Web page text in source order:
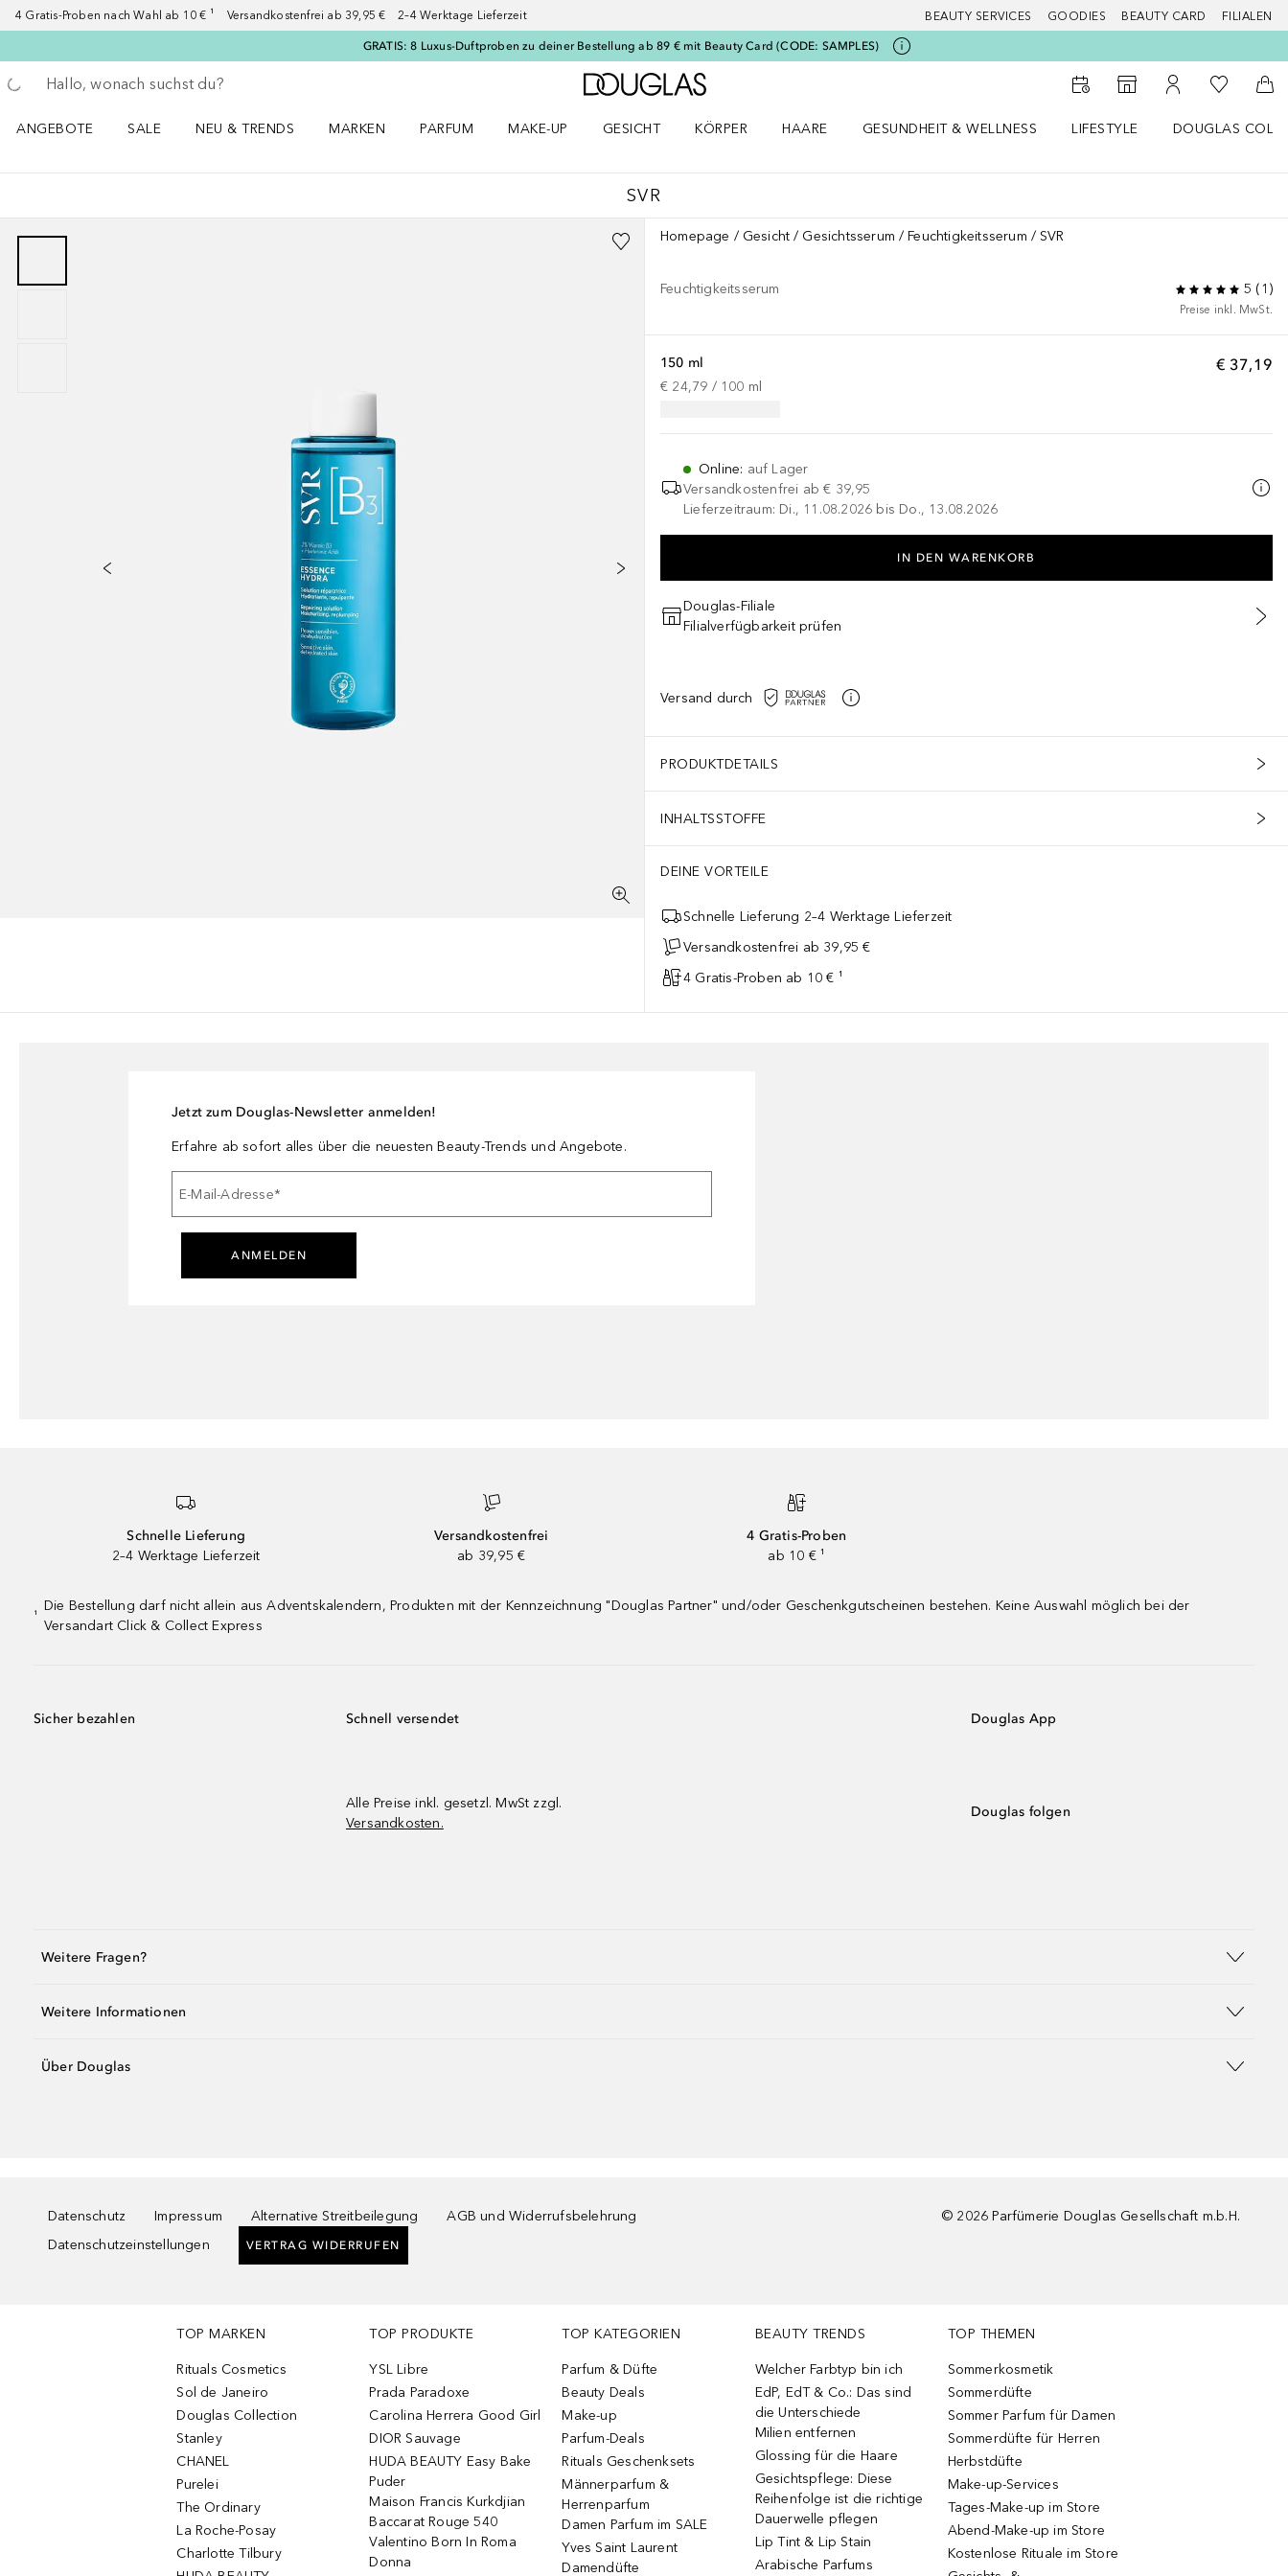
4 Gratis-Proben nach Wahl ab 10 € ¹ Versandkostenfrei ab 39,95 € 2–4 Werktage Lieferzeit BEAUTY SERVICES GOODIES BEAUTY CARD FILIALEN
GRATIS: 8 Luxus-Duftproben zu deiner Bestellung ab 89 € mit Beauty Card (CODE: SAMPLES)
Gehe zurück
Suche ausführen
Zur Douglas Startseite
Zum Storefinder
Zu Meinem
Zu Meiner
ANGEBOTE
SALE
NEU & TRENDS
MARKEN
PARFUM
MAKE-UP
GESICHT
KÖRPER
HAARE
GESUNDHEIT & WELLNESS
LIFESTYLE
DOUGLAS
SVR
Homepage Gesicht Gesichtsserum Feuchtigkeitsserum SVR
Feuchtigkeitsserum 5 ( 1 )
Preise inkl. MwSt.
€ 37,19
150 ml
€ 24,79 / 100 ml
Online: auf Lager
Versandkostenfrei ab € 39,95
Lieferzeitraum: Di., 11.08.2026 bis Do., 13.08.2026
IN DEN WARENKORB
Douglas-Filiale
Filialverfügbarkeit prüfen
Versand durch
PRODUKTDETAILS
INHALTSSTOFFE
DEINE VORTEILE
Schnelle Lieferung 2–4 Werktage Lieferzeit
Versandkostenfrei ab 39,95 €
4 Gratis-Proben ab 10 € ¹
Jetzt zum Douglas-Newsletter anmelden!
Erfahre ab sofort alles über die neuesten Beauty-Trends und Angebote.
E-Mail-Adresse*
ANMELDEN
Schnelle Lieferung
2–4 Werktage Lieferzeit
Versandkostenfrei
ab 39,95 €
4 Gratis-Proben
ab 10 € ¹
¹
Die Bestellung darf nicht allein aus Adventskalendern, Produkten mit der Kennzeichnung "Douglas Partner" und/oder Geschenkgutscheinen bestehen. Keine Auswahl möglich bei der
Versandart Click & Collect Express
Sicher bezahlen Schnell versendet
Alle Preise inkl. gesetzl. MwSt zzgl.
Versandkosten.
Douglas App
Douglas folgen
Weitere Fragen?
Weitere Informationen
Über Douglas
Datenschutz Impressum Alternative Streitbeilegung
AGB und Widerrufsbelehrung
Datenschutzeinstellungen
VERTRAG WIDERRUFEN
© 2026 Parfümerie Douglas Gesellschaft m.b.H.
TOP MARKEN
Rituals Cosmetics
Sol de Janeiro
Douglas Collection
Stanley
CHANEL
Purelei
The Ordinary
La Roche-Posay
Charlotte Tilbury
TOP PRODUKTE
YSL Libre
Prada Paradoxe
Carolina Herrera Good Girl
DIOR Sauvage
HUDA BEAUTY Easy Bake
Puder
Maison Francis Kurkdjian
Baccarat Rouge 540
Valentino Born In Roma
Donna
TOP KATEGORIEN
Parfum & Düfte
Beauty Deals
Make-up
Parfum-Deals
Rituals Geschenksets
Männerparfum &
Herrenparfum
Damen Parfum im SALE
Yves Saint Laurent
Damendüfte
BEAUTY TRENDS
Welcher Farbtyp bin ich
EdP, EdT & Co.: Das sind
die Unterschiede
Milien entfernen
Glossing für die Haare
Gesichtspflege: Diese
Reihenfolge ist die richtige
Dauerwelle pflegen
Lip Tint & Lip Stain
Arabische Parfums
TOP THEMEN
Sommerkosmetik
Sommerdüfte
Sommer Parfum für Damen
Sommerdüfte für Herren
Herbstdüfte
Make-up-Services
Tages-Make-up im Store
Abend-Make-up im Store
Kostenlose Rituale im Store